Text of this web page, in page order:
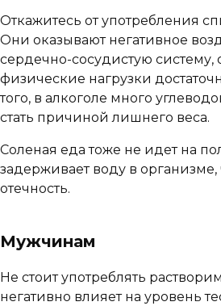
Откажитесь от употребления
Они оказывают негативное
сердечно-сосудистую систему,
физические нагрузки
того, в алкоголе много
стать причиной лишнего веса.
Соленая еда тоже не идет на
задерживает воду в
отечность.
Мужчинам
Не стоит употреблять
негативно влияет на уровень